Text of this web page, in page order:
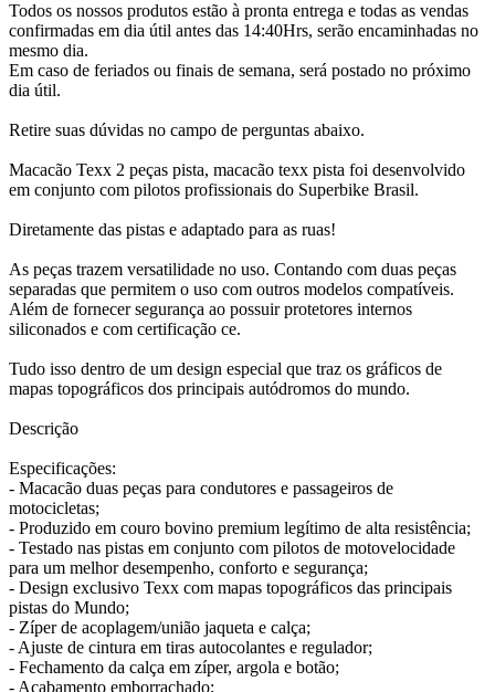
Todos os nossos produtos estão à pronta entrega e todas as vendas
confirmadas em dia útil antes das 14:40Hrs, serão encaminhadas no
mesmo dia.
Em caso de feriados ou finais de semana, será postado no próximo
dia útil.
Retire suas dúvidas no campo de perguntas abaixo.
Macacão Texx 2 peças pista, macacão texx pista foi desenvolvido
em conjunto com pilotos profissionais do Superbike Brasil.
Diretamente das pistas e adaptado para as ruas!
As peças trazem versatilidade no uso. Contando com duas peças
separadas que permitem o uso com outros modelos compatíveis.
Além de fornecer segurança ao possuir protetores internos
siliconados e com certificação ce.
Tudo isso dentro de um design especial que traz os gráficos de
mapas topográficos dos principais autódromos do mundo.
Descrição
Especificações:
- Macacão duas peças para condutores e passageiros de
motocicletas;
- Produzido em couro bovino premium legítimo de alta resistência;
- Testado nas pistas em conjunto com pilotos de motovelocidade
para um melhor desempenho, conforto e segurança;
- Design exclusivo Texx com mapas topográficos das principais
pistas do Mundo;
- Zíper de acoplagem/união jaqueta e calça;
- Ajuste de cintura em tiras autocolantes e regulador;
- Fechamento da calça em zíper, argola e botão;
- Acabamento emborrachado;